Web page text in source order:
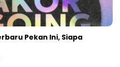
Pekan Ini, Siapa